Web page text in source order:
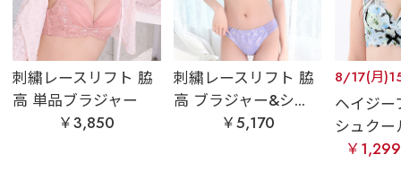
刺繍レースリフト 脇
高 単品ブラジャー
￥3,850
刺繍レースリフト 脇
高 ブラジャー&シ...
￥5,170
8/17(月
ヘイジー
シュクー
￥